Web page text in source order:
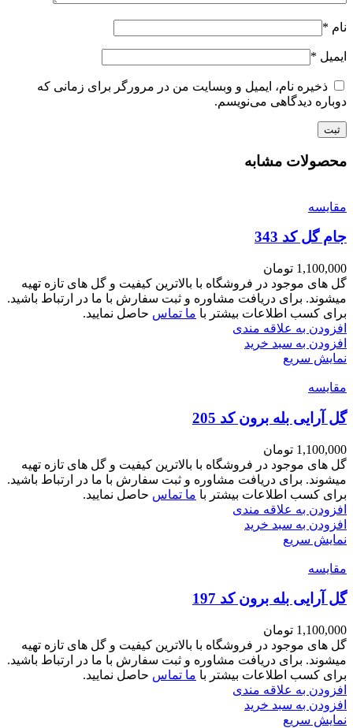
نام *
ایمیل *
ذخیره نام، ایمیل و وبسایت من در مرورگر برای زمانی که
دوباره دیدگاهی می‌نویسم.
محصولات مشابه
مقايسه
جام گل کد 343
1,100,000 تومان
گل های موجود در فروشگاه با بالاترین کیفیت و گل های تازه تهیه
میشوند. برای دریافت مشاوره و ثبت سفارش با ما در ارتباط باشید.
برای کسب اطلاعات بیشتر با ما تماس حاصل نمایید.
افزودن به علاقه مندی
افزودن به سبد خرید
نمایش سریع
مقايسه
گل آرایی بله برون کد 205
1,100,000 تومان
گل های موجود در فروشگاه با بالاترین کیفیت و گل های تازه تهیه
میشوند. برای دریافت مشاوره و ثبت سفارش با ما در ارتباط باشید.
برای کسب اطلاعات بیشتر با ما تماس حاصل نمایید.
افزودن به علاقه مندی
افزودن به سبد خرید
نمایش سریع
مقايسه
گل آرایی بله برون کد 197
1,100,000 تومان
گل های موجود در فروشگاه با بالاترین کیفیت و گل های تازه تهیه
میشوند. برای دریافت مشاوره و ثبت سفارش با ما در ارتباط باشید.
برای کسب اطلاعات بیشتر با ما تماس حاصل نمایید.
افزودن به علاقه مندی
افزودن به سبد خرید
نمایش سریع